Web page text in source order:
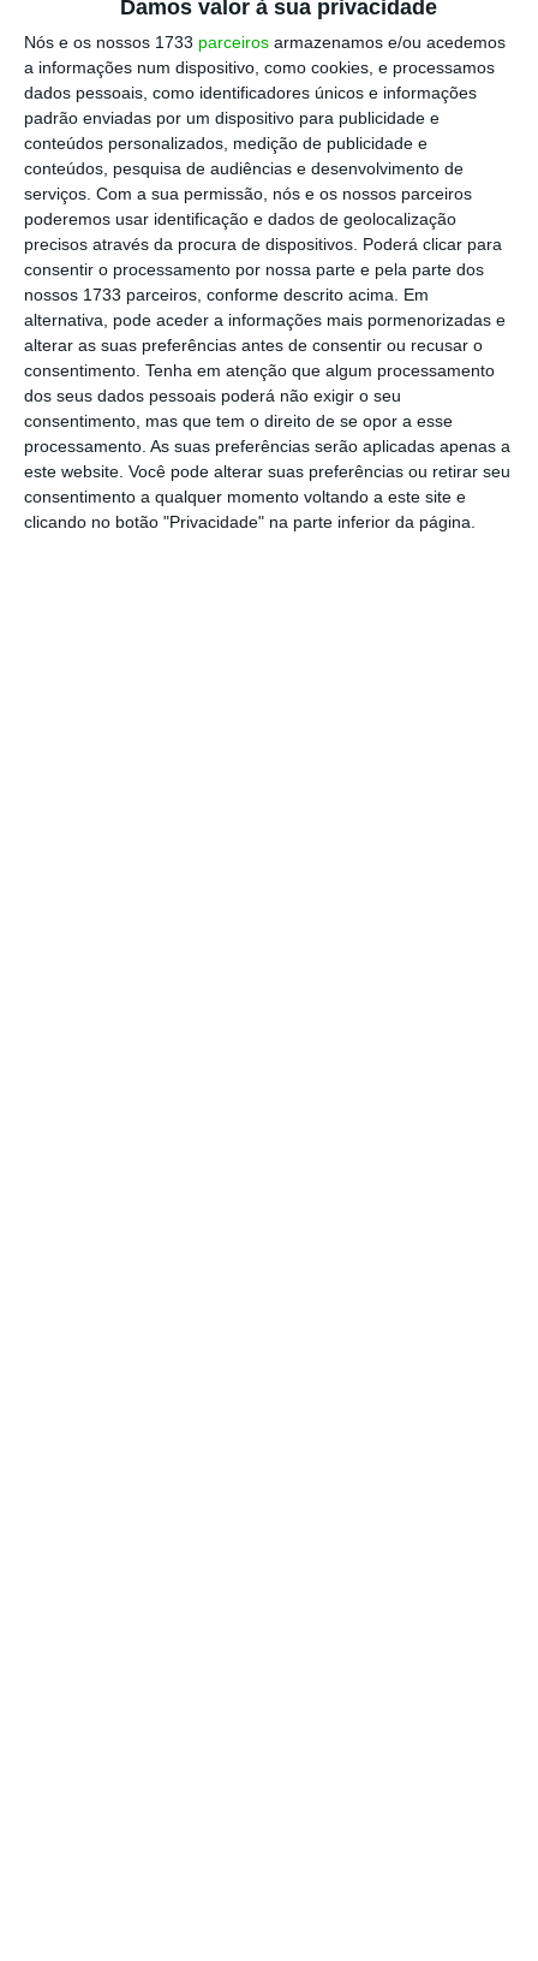
Damos valor à sua privacidade
Nós e os nossos 1733 parceiros armazenamos e/ou acedemos
a informações num dispositivo, como cookies, e processamos
dados pessoais, como identificadores únicos e informações
padrão enviadas por um dispositivo para publicidade e
conteúdos personalizados, medição de publicidade e
conteúdos, pesquisa de audiências e desenvolvimento de
serviços. Com a sua permissão, nós e os nossos parceiros
poderemos usar identificação e dados de geolocalização
precisos através da procura de dispositivos. Poderá clicar para
consentir o processamento por nossa parte e pela parte dos
nossos 1733 parceiros, conforme descrito acima. Em
alternativa, pode aceder a informações mais pormenorizadas e
alterar as suas preferências antes de consentir ou recusar o
consentimento. Tenha em atenção que algum processamento
dos seus dados pessoais poderá não exigir o seu
consentimento, mas que tem o direito de se opor a esse
processamento. As suas preferências serão aplicadas apenas a
este website. Você pode alterar suas preferências ou retirar seu
consentimento a qualquer momento voltando a este site e
clicando no botão "Privacidade" na parte inferior da página.
Além disso, pretende-se ainda assegurar o
abastecimento de combustíveis destinados
aos aeroportos e o abastecimento de
combustíveis destinados ao funcionamento
das unidades autónomas de gás.
“Os trabalhadores motoristas em situação de
greve requisitados são os que se mostrem
necessários para o cumprimento dos serviços
mínimos”, é estabelecido na portaria. Entre
segunda e quinta-feira, inclusive, os
motoristas requisitados correspondem “aos
que se disponibilizam para assegurar funções
em serviços mínimos e, na sua ausência ou
insuficiência, os que constem da escala de
serviço”.